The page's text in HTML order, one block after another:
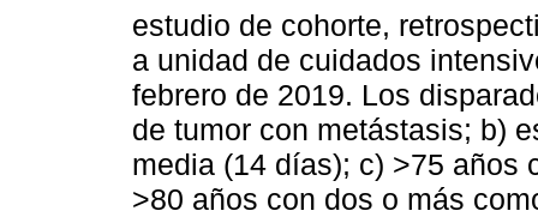
estudio de cohorte,
a unidad de cuidados
febrero de 2019. Los
de tumor con metástasis; b)
media (14 días); c) >75 años
>80 años con dos o más